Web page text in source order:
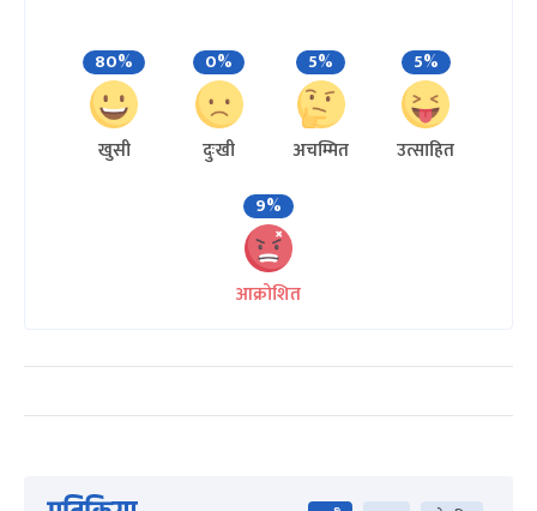
80%
खुसी
0%
दुःखी
5%
अचम्मित
5%
उत्साहित
9%
आक्रोशित